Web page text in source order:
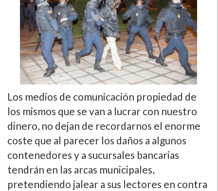
Los medios de comunicación propiedad de
los mismos que se van a lucrar con nuestro
dinero, no dejan de recordarnos el enorme
coste que al parecer los daños a algunos
contenedores y a sucursales bancarias
tendrán en las arcas municipales,
pretendiendo jalear a sus lectores en contra